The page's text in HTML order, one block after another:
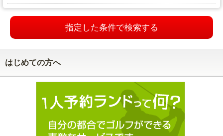
指定した条件で検索する
はじめての方へ